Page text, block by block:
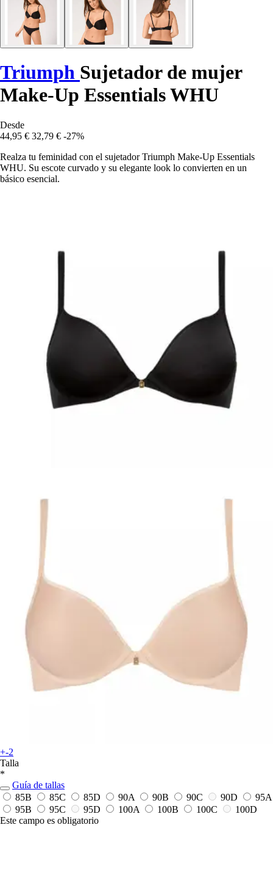
Triumph Sujetador de mujer
Make-Up Essentials WHU
Desde
44,95 € 32,79 € -27%
Realza tu feminidad con el sujetador Triumph Make-Up Essentials
WHU. Su escote curvado y su elegante look lo convierten en un
básico esencial.
+-2
Talla
*
Guía de tallas
85B
85C 85D 90A 90B 90C 90D
95A
95B
95C 95D 100A 100B 100C
100D
Este campo es obligatorio